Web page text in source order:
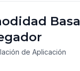
de Aplicación